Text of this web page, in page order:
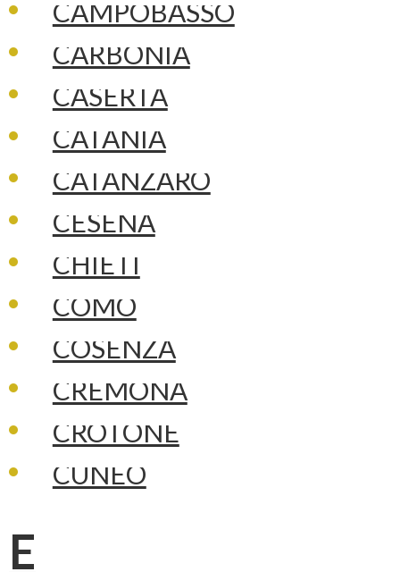
CAMPOBASSO
CARBONIA
CASERTA
CATANIA
CATANZARO
CESENA
CHIETI
COMO
COSENZA
CREMONA
CROTONE
CUNEO
E